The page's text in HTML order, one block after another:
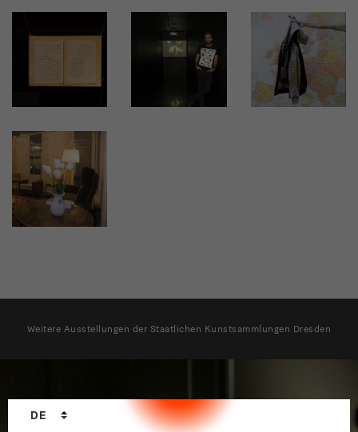
Ausstellungen
Weitere Ausstellungen der Staatlichen Kunstsammlungen Dresden
Sprachwechsler
DE